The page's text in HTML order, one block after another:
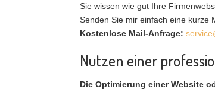
Sie wissen wie gut Ihre
Senden Sie mir einfach eine kurze
Kostenlose Mail-Anfrage:
Nutzen einer
Die Optimierung einer Website